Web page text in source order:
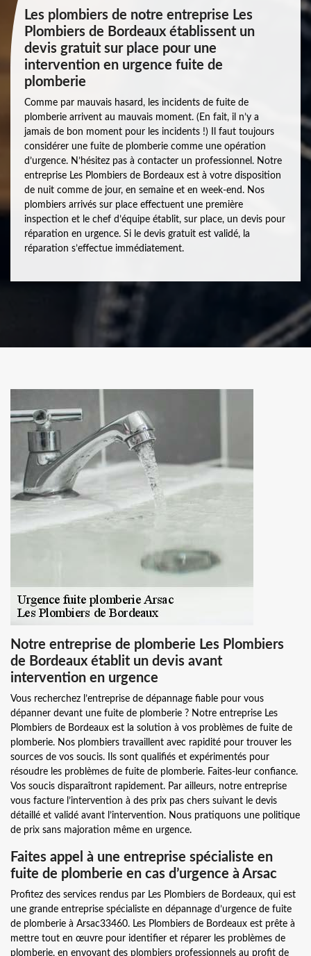
Les plombiers de notre entreprise Les
Plombiers de Bordeaux établissent un
devis gratuit sur place pour une
intervention en urgence fuite de
plomberie
Comme par mauvais hasard, les incidents de fuite de
plomberie arrivent au mauvais moment. (En fait, il n’y a
jamais de bon moment pour les incidents !) Il faut toujours
considérer une fuite de plomberie comme une opération
d’urgence. N’hésitez pas à contacter un professionnel. Notre
entreprise Les Plombiers de Bordeaux est à votre disposition
de nuit comme de jour, en semaine et en week-end. Nos
plombiers arrivés sur place effectuent une première
inspection et le chef d’équipe établit, sur place, un devis pour
réparation en urgence. Si le devis gratuit est validé, la
réparation s’effectue immédiatement.
Notre entreprise de plomberie Les Plombiers
de Bordeaux établit un devis avant
intervention en urgence
Vous recherchez l’entreprise de dépannage fiable pour vous
dépanner devant une fuite de plomberie ? Notre entreprise Les
Plombiers de Bordeaux est la solution à vos problèmes de fuite de
plomberie. Nos plombiers travaillent avec rapidité pour trouver les
sources de vos soucis. Ils sont qualifiés et expérimentés pour
résoudre les problèmes de fuite de plomberie. Faites-leur confiance.
Vos soucis disparaîtront rapidement. Par ailleurs, notre entreprise
vous facture l’intervention à des prix pas chers suivant le devis
détaillé et validé avant l’intervention. Nous pratiquons une politique
de prix sans majoration même en urgence.
Faites appel à une entreprise spécialiste en
fuite de plomberie en cas d’urgence à Arsac
Profitez des services rendus par Les Plombiers de Bordeaux, qui est
une grande entreprise spécialiste en dépannage d’urgence de fuite
de plomberie à Arsac33460. Les Plombiers de Bordeaux est prête à
mettre tout en œuvre pour identifier et réparer les problèmes de
plomberie, en envoyant des plombiers professionnels au profit de